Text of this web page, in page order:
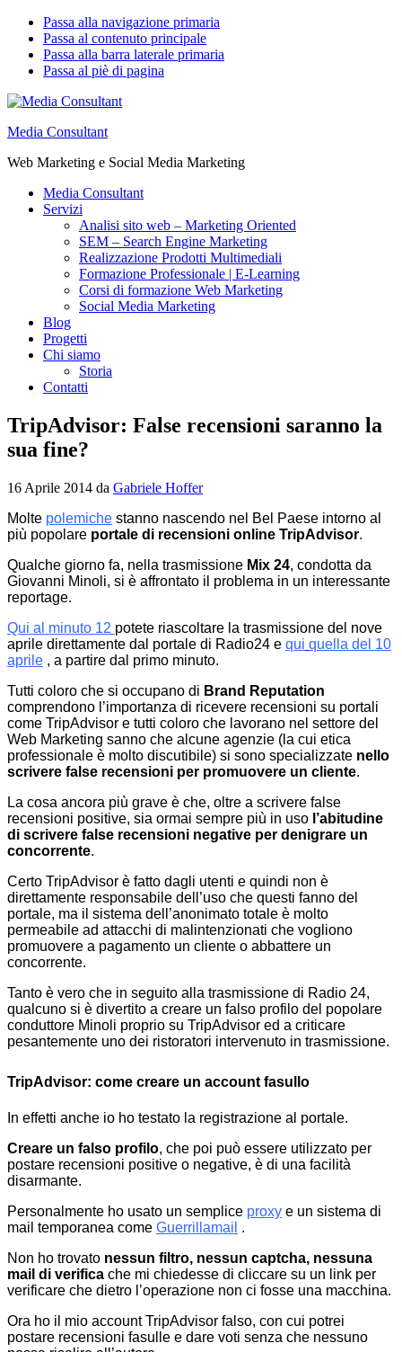
Passa alla navigazione primaria
Passa al contenuto principale
Passa alla barra laterale primaria
Passa al piè di pagina
Media Consultant
Web Marketing e Social Media Marketing
Media Consultant
Servizi
Analisi sito web – Marketing Oriented
SEM – Search Engine Marketing
Realizzazione Prodotti Multimediali
Formazione Professionale | E-Learning
Corsi di formazione Web Marketing
Social Media Marketing
Blog
Progetti
Chi siamo
Storia
Contatti
TripAdvisor: False recensioni saranno la
sua fine?
16 Aprile 2014 da Gabriele Hoffer
Molte polemiche stanno nascendo nel Bel Paese intorno al
più popolare portale di recensioni online TripAdvisor.
Qualche giorno fa, nella trasmissione Mix 24, condotta da
Giovanni Minoli, si è affrontato il problema in un interessante
reportage.
Qui al minuto 12 potete riascoltare la trasmissione del nove
aprile direttamente dal portale di Radio24 e qui quella del 10
aprile , a partire dal primo minuto.
Tutti coloro che si occupano di Brand Reputation
comprendono l’importanza di ricevere recensioni su portali
come TripAdvisor e tutti coloro che lavorano nel settore del
Web Marketing sanno che alcune agenzie (la cui etica
professionale è molto discutibile) si sono specializzate nello
scrivere false recensioni per promuovere un cliente.
La cosa ancora più grave è che, oltre a scrivere false
recensioni positive, sia ormai sempre più in uso l’abitudine
di scrivere false recensioni negative per denigrare un
concorrente.
Certo TripAdvisor è fatto dagli utenti e quindi non è
direttamente responsabile dell’uso che questi fanno del
portale, ma il sistema dell’anonimato totale è molto
permeabile ad attacchi di malintenzionati che vogliono
promuovere a pagamento un cliente o abbattere un
concorrente.
Tanto è vero che in seguito alla trasmissione di Radio 24,
qualcuno si è divertito a creare un falso profilo del popolare
conduttore Minoli proprio su TripAdvisor ed a criticare
pesantemente uno dei ristoratori intervenuto in trasmissione.
TripAdvisor: come creare un account fasullo
In effetti anche io ho testato la registrazione al portale.
Creare un falso profilo, che poi può essere utilizzato per
postare recensioni positive o negative, è di una facilità
disarmante.
Personalmente ho usato un semplice proxy e un sistema di
mail temporanea come Guerrillamail .
Non ho trovato nessun filtro, nessun captcha, nessuna
mail di verifica che mi chiedesse di cliccare su un link per
verificare che dietro l’operazione non ci fosse una macchina.
Ora ho il mio account TripAdvisor falso, con cui potrei
postare recensioni fasulle e dare voti senza che nessuno